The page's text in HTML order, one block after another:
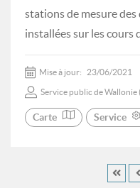
stations de mesure
installées sur les cours
Mise à jour: 23/06/2021
Service public de Wallonie
Carte Service